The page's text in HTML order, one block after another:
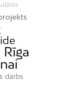
Rīga
darbs